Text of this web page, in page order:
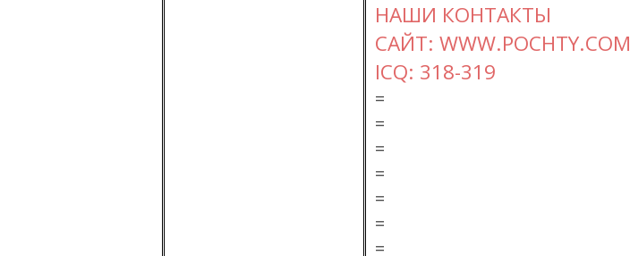
НАШИ КОНТАКТЫ
САЙТ: WWW.POCHTY.COM
ICQ: 318-319
=
=
=
=
=
=
=